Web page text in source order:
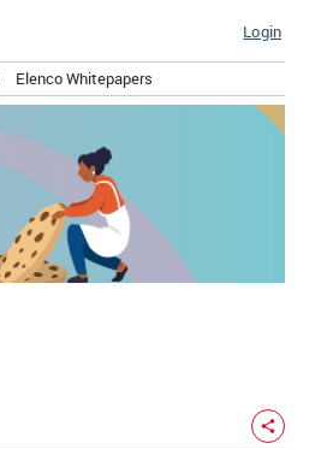
Login
Elenco Whitepapers
share